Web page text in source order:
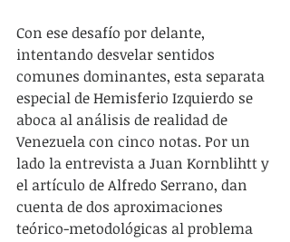
Con ese desafío por delante,
intentando desvelar sentidos
comunes dominantes, esta separata
especial de Hemisferio Izquierdo se
aboca al análisis de realidad de
Venezuela con cinco notas. Por un
lado la entrevista a Juan Kornblihtt y
el artículo de Alfredo Serrano, dan
cuenta de dos aproximaciones
teórico-metodológicas al problema